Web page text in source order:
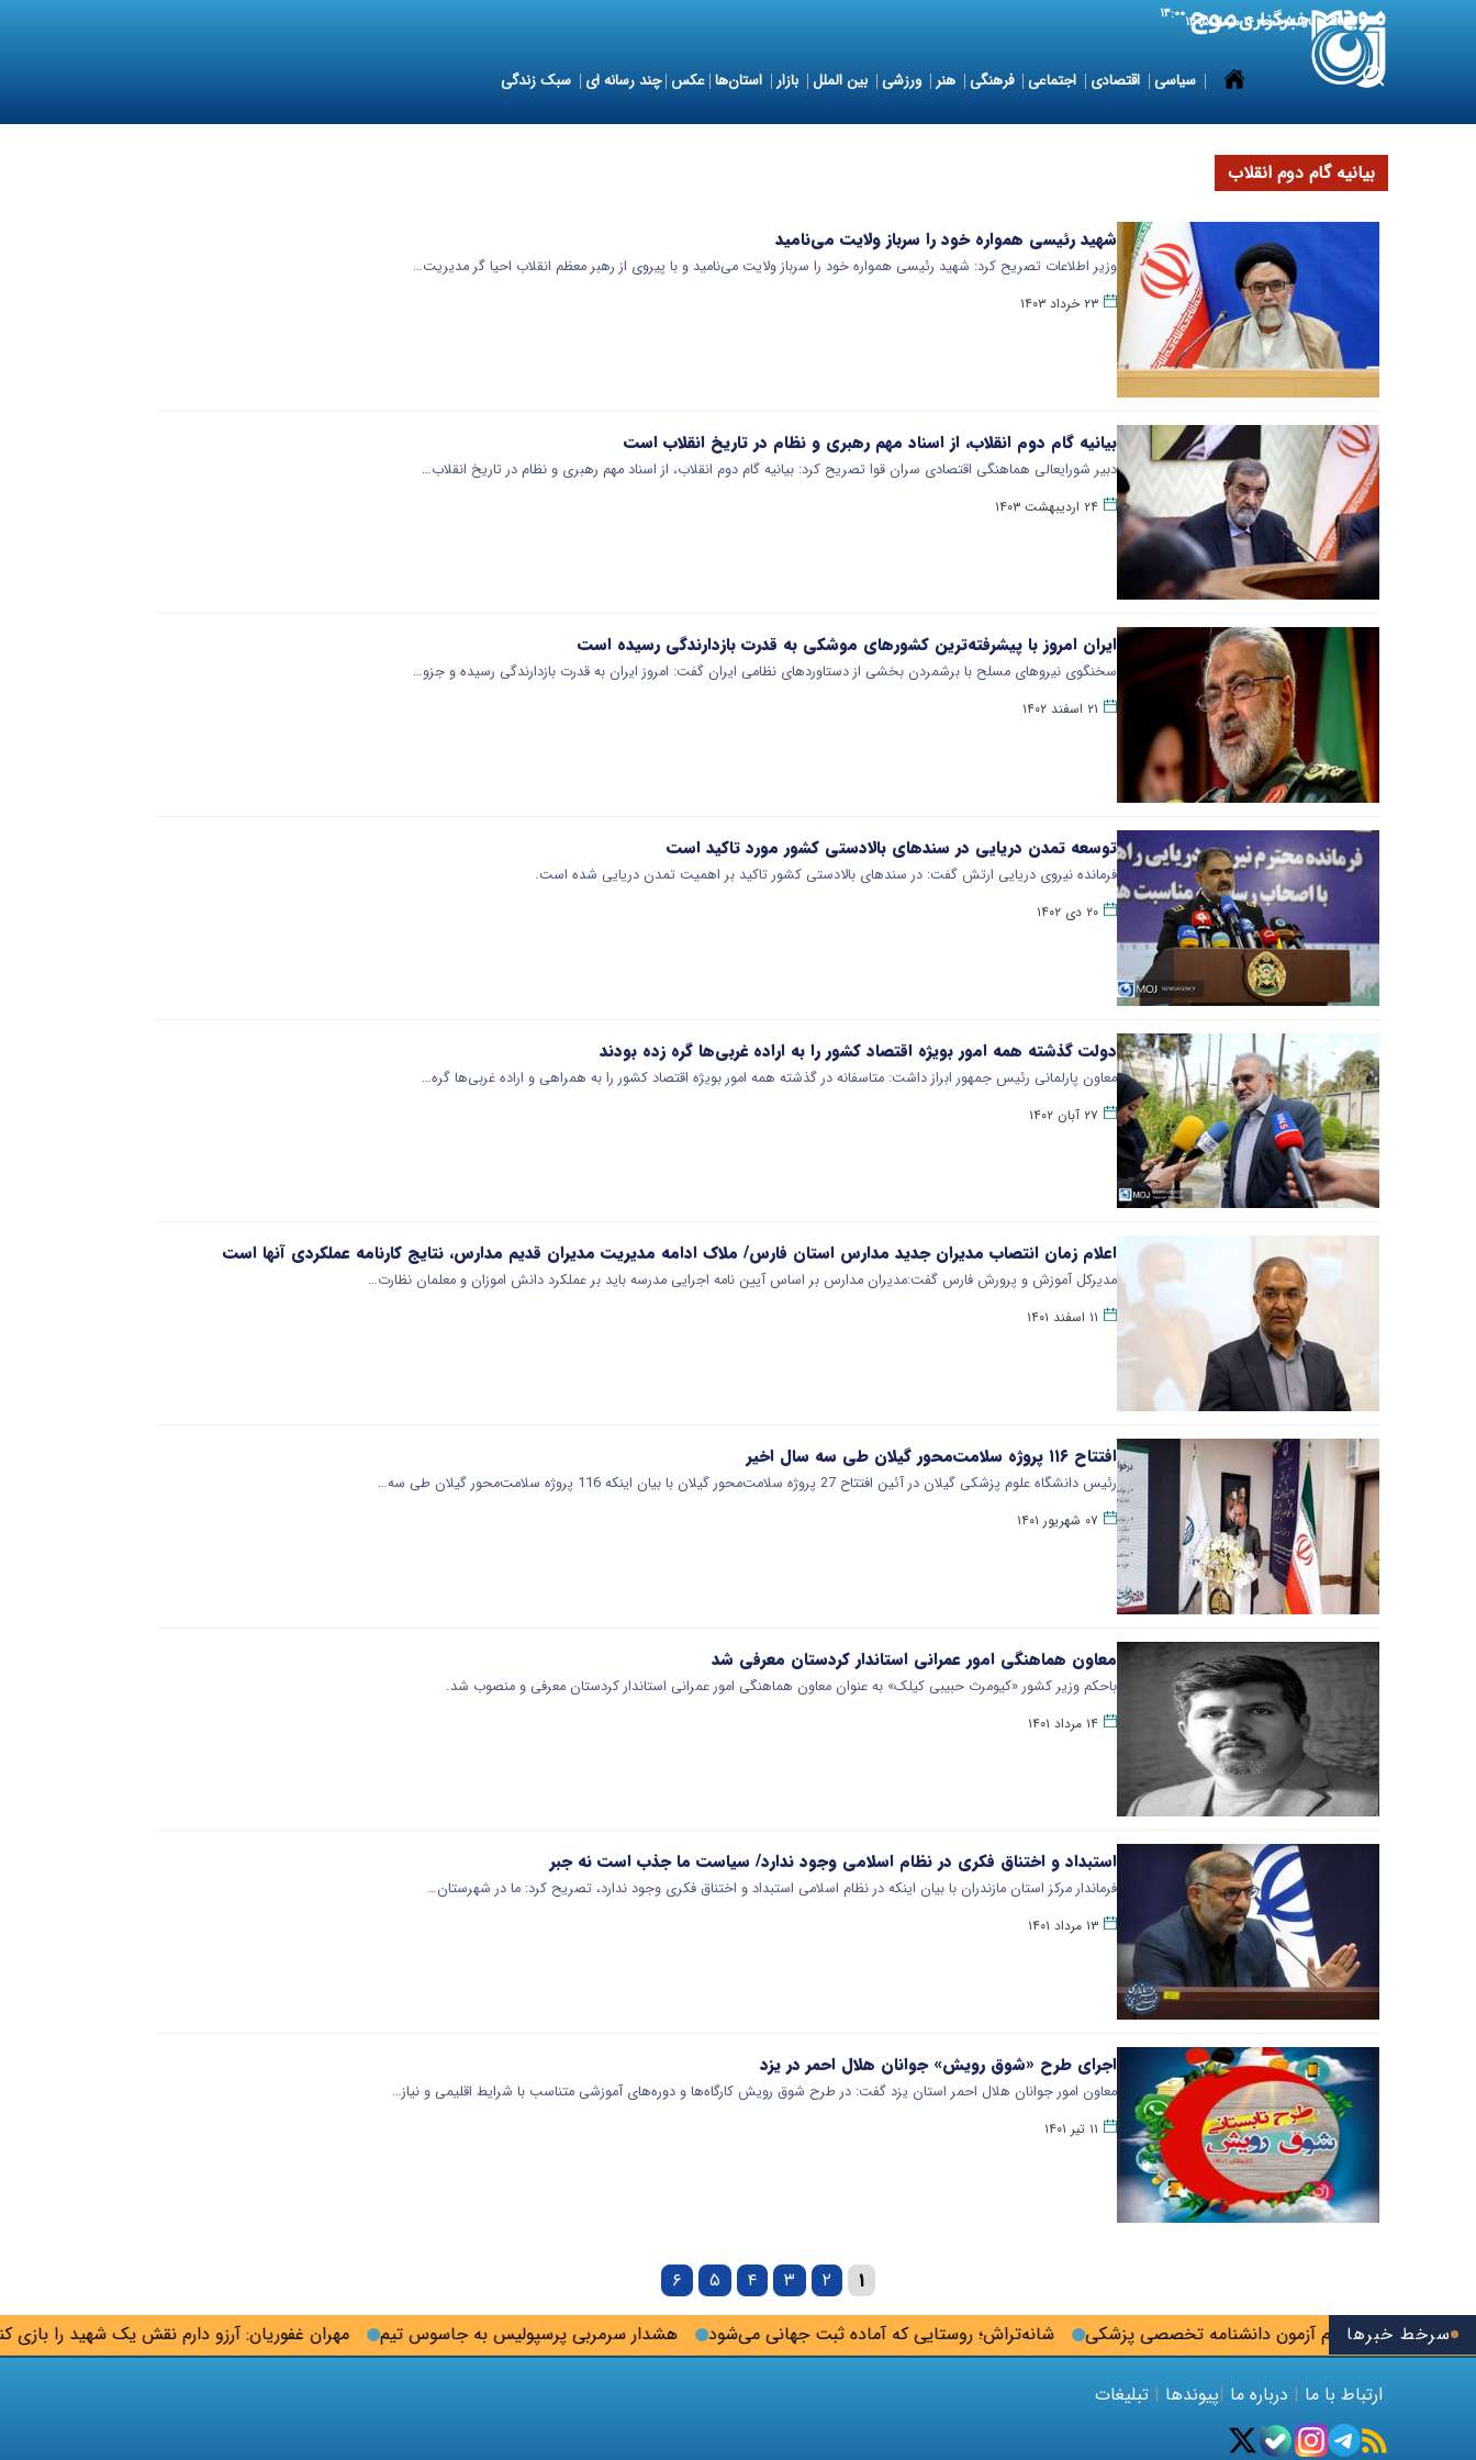
7 August 2026 جمعه ۱۶ مرداد ۱۴۰۵ ۱۴:۰۰
سیاسی اقتصادی اجتماعی فرهنگی هنر ورزشی بین الملل بازار استان‌ها عکس چند رسانه ای سبک زندگی
سرخط خبرها مهران غفوریان: آرزو دارم نقش یک شهید را بازی کنم هشدار سرمربی پرسپولیس به جاسوس تیم شانه‌تراش؛ روستایی که آماده ثبت جهانی می‌شود فرصت ثبت‌نام آزمون دانشنامه تخصصی پزشکی
بیانیه گام دوم انقلاب
شهید رئیسی همواره خود را سرباز ولایت می‌نامید
وزیر اطلاعات تصریح کرد: شهید رئیسی همواره خود را سرباز ولایت می‌نامید و با پیروی از رهبر معظم انقلاب احیا گر مدیریت…
۲۳ خرداد ۱۴۰۳
بیانیه گام دوم انقلاب، از اسناد مهم رهبری و نظام در تاریخ انقلاب است
دبیر شورایعالی هماهنگی اقتصادی سران قوا تصریح کرد: بیانیه گام دوم انقلاب، از اسناد مهم رهبری و نظام در تاریخ انقلاب…
۲۴ اردیبهشت ۱۴۰۳
ایران امروز با پیشرفته‌ترین کشورهای ‌موشکی به قدرت بازدارندگی رسید‌ه‌ است
سخنگوی نیروهای مسلح با برشمردن بخشی از دستاوردهای نظامی ایران گفت: امروز ایران به قدرت بازدارندگی رسیده‌ و جزو…
۲۱ اسفند ۱۴۰۲
توسعه تمدن دریایی در سندهای بالادستی کشور مورد تاکید است
فرمانده نیروی دریایی ارتش گفت: در سندهای بالادستی کشور تاکید بر اهمیت تمدن دریایی شده است.
۲۰ دی ۱۴۰۲
دولت گذشته همه امور بویژه اقتصاد کشور را به اراده غربی‌ها گره زده بودند
معاون پارلمانی رئیس جمهور ابراز داشت: متاسفانه در گذشته همه امور بویژه اقتصاد کشور را به همراهی و اراده غربی‌ها گره…
۲۷ آبان ۱۴۰۲
اعلام زمان انتصاب مدیران جدید مدارس استان فارس/ ملاک ادامه مدیریت مدیران قدیم مدارس، نتایج کارنامه عملکردی آنها است
مدیرکل آموزش و پرورش فارس گفت:مدیران مدارس بر اساس آیین نامه اجرایی مدرسه باید بر عملکرد دانش اموزان و معلمان نظارت…
۱۱ اسفند ۱۴۰۱
افتتاح ۱۱۶ پروژه سلامت‌محور گیلان طی سه سال اخیر
رئیس دانشگاه علوم پزشکی گیلان در آئین افتتاح 27 پروژه سلامت‌محور گیلان با بیان اینکه 116 پروژه سلامت‌محور گیلان طی سه…
۰۷ شهریور ۱۴۰۱
معاون هماهنگی امور عمرانی استاندار کردستان معرفی شد
باحکم وزیر کشور «کیومرث حبیبی کیلک» به عنوان معاون هماهنگی امور عمرانی استاندار کردستان معرفی و منصوب شد.
۱۴ مرداد ۱۴۰۱
استبداد و اختناق فکری در نظام اسلامی وجود ندارد/ سیاست ما جذب است نه جبر
فرماندار مرکز استان مازندران با بیان اینکه در نظام اسلامی استبداد و اختناق فکری وجود ندارد، تصریح کرد: ما در شهرستان…
۱۳ مرداد ۱۴۰۱
اجرای طرح «شوق رویش» جوانان هلال احمر در یزد
معاون امور جوانان هلال احمر استان یزد گفت: در طرح شوق رویش کارگاه‌ها و دوره‌های آموزشی متناسب با شرایط اقلیمی و نیاز…
۱۱ تیر ۱۴۰۱
۱ ۲ ۳ ۴ ۵ ۶
ارتباط با ما | درباره ما |پیوندها | تبلیغات